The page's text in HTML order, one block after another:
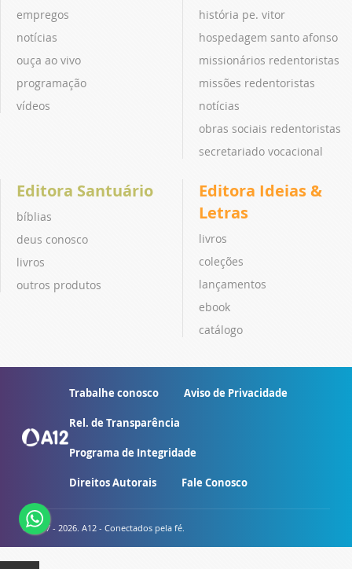
empregos
notícias
ouça ao vivo
programação
vídeos
história pe. vitor
hospedagem santo afonso
missionários redentoristas
missões redentoristas
notícias
obras sociais redentoristas
secretariado vocacional
Editora Santuário
bíblias
deus conosco
livros
outros produtos
Editora Ideias &
Letras
livros
coleções
lançamentos
ebook
catálogo
Trabalhe conosco Aviso de Privacidade
Rel. de Transparência
Programa de Integridade
Direitos Autorais Fale Conosco
© 2007 - 2026. A12 - Conectados pela fé.